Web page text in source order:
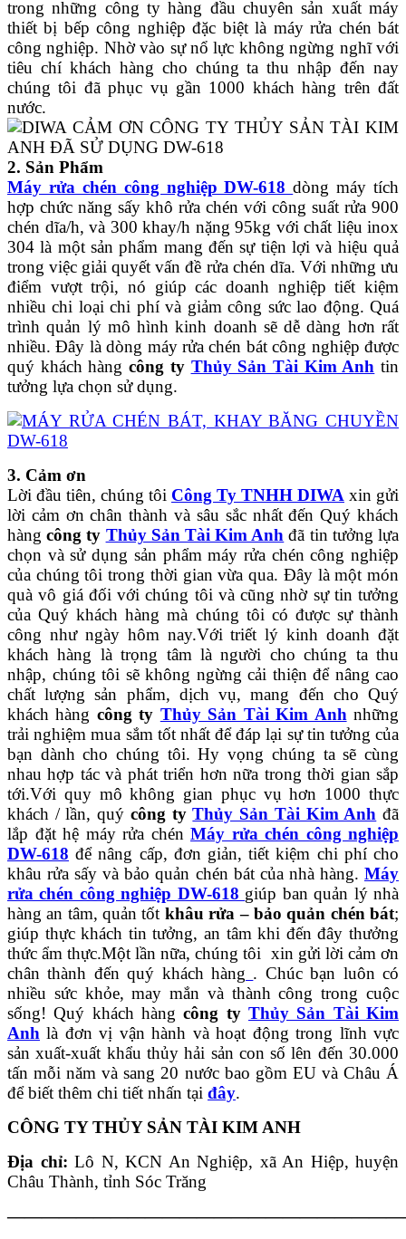
trong những công ty hàng đầu chuyên sản xuất máy
thiết bị bếp công nghiệp đặc biệt là máy rửa chén bát
công nghiệp. Nhờ vào sự nổ lực không ngừng nghĩ với
tiêu chí khách hàng cho chúng ta thu nhập đến nay
chúng tôi đã phục vụ gần 1000 khách hàng trên đất
nước.
2. Sản Phẩm
Máy rửa chén công nghiệp DW-618dòng máy tích
hợp chức năng sấy khô rửa chén với công suất rửa 900
chén dĩa/h, và 300 khay/h nặng 95kg với chất liệu inox
304 là một sản phẩm mang đến sự tiện lợi và hiệu quả
trong việc giải quyết vấn đề rửa chén dĩa. Với những ưu
điểm vượt trội, nó giúp các doanh nghiệp tiết kiệm
nhiều chi loại chi phí và giảm công sức lao động. Quá
trình quản lý mô hình kinh doanh sẽ dễ dàng hơn rất
nhiều. Đây là dòng máy rửa chén bát công nghiệp được
quý khách hàngcông ty Thủy Sản Tài Kim Anh tin
tưởng lựa chọn sử dụng.
3. Cảm ơn
Lời đầu tiên, chúng tôi Công Ty TNHH DIWA xin gửi
lời cảm ơn chân thành và sâu sắc nhất đến Quý khách
hàngcông ty Thủy Sản Tài Kim Anh đã tin tưởng lựa
chọn và sử dụng sản phẩm máy rửa chén công nghiệp
của chúng tôi trong thời gian vừa qua. Đây là một món
quà vô giá đối với chúng tôi và cũng nhờ sự tin tưởng
của Quý khách hàng mà chúng tôi có được sự thành
công như ngày hôm nay.Với triết lý kinh doanh đặt
khách hàng là trọng tâm là người cho chúng ta thu
nhập, chúng tôi sẽ không ngừng cải thiện để nâng cao
chất lượng sản phẩm, dịch vụ, mang đến cho Quý
khách hàng công ty Thủy Sản Tài Kim Anh những
trải nghiệm mua sắm tốt nhất để đáp lại sự tin tưởng của
bạn dành cho chúng tôi. Hy vọng chúng ta sẽ cùng
nhau hợp tác và phát triển hơn nữa trong thời gian sắp
tới.Với quy mô không gian phục vụ hơn 1000 thực
khách / lần, quý công tyThủy Sản Tài Kim Anh đã
lắp đặt hệ máy rửa chén Máy rửa chén công nghiệp
DW-618 để nâng cấp, đơn giản, tiết kiệm chi phí cho
khâu rửa sấy và bảo quản chén bát của nhà hàng. Máy
rửa chén công nghiệp DW-618 giúp ban quản lý nhà
hàng an tâm, quản tốt khâu rửa – bảo quản chén bát;
giúp thực khách tin tưởng, an tâm khi đến đây thưởng
thức ẩm thực.Một lần nữa, chúng tôi xin gửi lời cảm ơn
chân thành đến quý khách hàng . Chúc bạn luôn có
nhiều sức khỏe, may mắn và thành công trong cuộc
sống! Quý khách hàngcông tyThủy Sản Tài Kim
Anh là đơn vị vận hành và hoạt động trong lĩnh vực
sản xuất-xuất khẩu thủy hải sản con số lên đến 30.000
tấn mỗi năm và sang 20 nước bao gồm EU và Châu Á
để biết thêm chi tiết nhấn tại đây.
CÔNG TY THỦY SẢN TÀI KIM ANH
Địa chỉ: Lô N, KCN An Nghiệp, xã An Hiệp, huyện
Châu Thành, tỉnh Sóc Trăng